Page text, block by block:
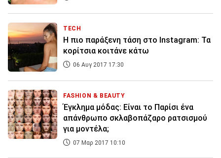
TECH
Η πιο παράξενη τάση στο Instagram: Τα
κορίτσια κοιτάνε κάτω
06 Αυγ 2017 17:30
FASHION & BEAUTY
Έγκλημα μόδας: Είναι το Παρίσι ένα
απάνθρωπο σκλαβοπάζαρο ρατσισμού
για μοντέλα;
07 Μαρ 2017 10:10